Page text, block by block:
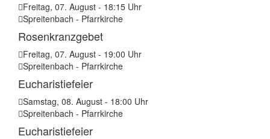
Freitag, 07. August - 18:15 Uhr
Spreitenbach - Pfarrkirche
Rosenkranzgebet
Freitag, 07. August - 19:00 Uhr
Spreitenbach - Pfarrkirche
Eucharistiefeier
Samstag, 08. August - 18:00 Uhr
Spreitenbach - Pfarrkirche
Eucharistiefeier